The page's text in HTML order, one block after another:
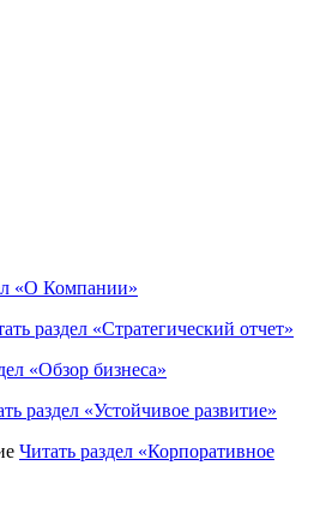
«О Компании»
раздел «Стратегический отчет»
«Обзор бизнеса»
раздел «Устойчивое развитие»
Читать раздел «Корпоративное